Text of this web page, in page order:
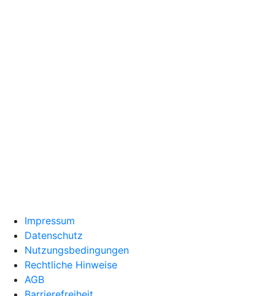
Impressum
Datenschutz
Nutzungsbedingungen
Rechtliche Hinweise
AGB